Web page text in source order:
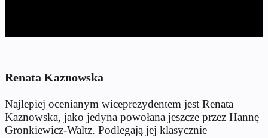
Renata Kaznowska
Najlepiej ocenianym wiceprezydentem jest Renata
Kaznowska, jako jedyna powołana jeszcze przez Hannę
Gronkiewicz-Waltz. Podlegają jej klasycznie